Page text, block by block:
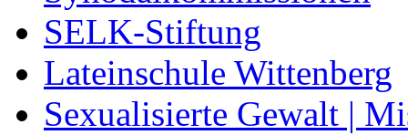
SELK-Stiftung
Lateinschule Wittenberg
Sexualisierte Gewalt |